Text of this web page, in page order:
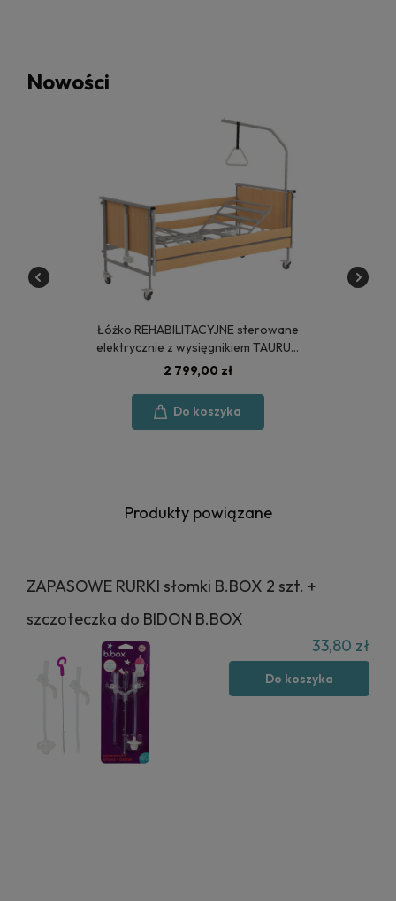
Nowości
Łóżko REHABILITACYJNE sterowane
elektrycznie z wysięgnikiem TAURUS
2 - POLSKA PRODUKCJA
2 799,00 zł
Do koszyka
Produkty powiązane
ZAPASOWE RURKI słomki B.BOX 2 szt. +
szczoteczka do BIDON B.BOX
33,80 zł
Do koszyka